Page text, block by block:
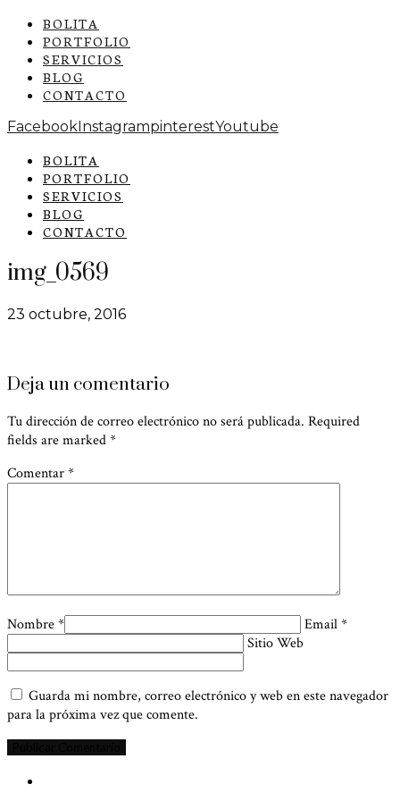
BOLITA
PORTFOLIO
SERVICIOS
BLOG
CONTACTO
FacebookInstagrampinterestYoutube
BOLITA
PORTFOLIO
SERVICIOS
BLOG
CONTACTO
img_0569
23 octubre, 2016
Deja un comentario
Tu dirección de correo electrónico no será publicada. Required
fields are marked*
Comentar *
Nombre *
Email *
Sitio Web
Guarda mi nombre, correo electrónico y web en este navegador
para la próxima vez que comente.